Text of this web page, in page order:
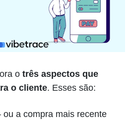
o três aspectos que
o cliente. Esses são:
ou a compra mais recente